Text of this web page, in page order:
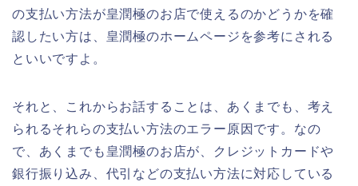
の支払い方法が皇潤極のお店で使えるのかどうかを確
認したい方は、皇潤極のホームページを参考にされる
といいですよ。
それと、これからお話することは、あくまでも、考え
られるそれらの支払い方法のエラー原因です。なの
で、あくまでも皇潤極のお店が、クレジットカードや
銀行振り込み、代引などの支払い方法に対応している